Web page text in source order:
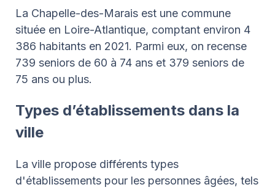
La Chapelle-des-Marais est une commune
située en Loire-Atlantique, comptant environ 4
386 habitants en 2021. Parmi eux, on recense
739 seniors de 60 à 74 ans et 379 seniors de
75 ans ou plus.
Types d’établissements dans la
ville
La ville propose différents types
d'établissements pour les personnes âgées, tels